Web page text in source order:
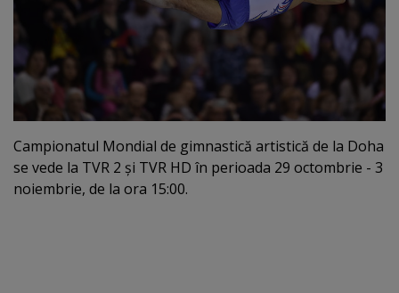
Campionatul Mondial de gimnastică artistică de la Doha
se vede la TVR 2 şi TVR HD în perioada 29 octombrie - 3
noiembrie, de la ora 15:00.